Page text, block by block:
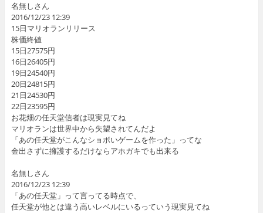
名無しさん
2016/12/23 12:39
15日マリオランリリース
株価終値
15日27575円
16日26405円
19日24540円
20日24815円
21日24530円
22日23595円
お花畑の任天堂信者は現実見てね
マリオランは世界中から失望されてんだよ
「あの任天堂がこんなショボいゲームを作った」ってな
金出さずに擁護するだけならアホガキでも出来る
名無しさん
2016/12/23 12:39
「あの任天堂」って言ってる時点で、
任天堂が他とは違う高いレベルにいるっていう現実見てね